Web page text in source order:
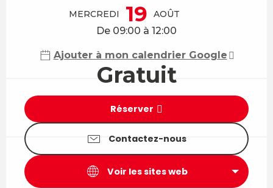
MERCREDI 19 AOÛT
De 09:00 à 12:00
Ajouter à mon calendrier Google
Gratuit
Réserver
Contactez-nous
Voir les sites web